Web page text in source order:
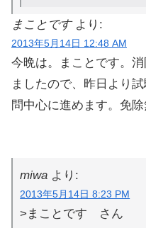
まことです より:
2013年5月14日 12:48 AM
今晩は。まことです。
ましたので、昨日より
問中心に進めます。免
miwa より:
2013年5月14日 8:23 PM
>まことです さん